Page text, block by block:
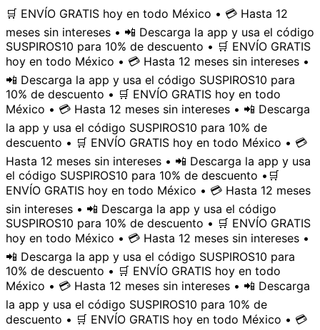
🛒 ENVÍO GRATIS hoy en todo México • 💳 Hasta 12
meses sin intereses • 📲 Descarga la app y usa el código
SUSPIROS10 para 10% de descuento • 🛒 ENVÍO GRATIS
hoy en todo México • 💳 Hasta 12 meses sin intereses •
📲 Descarga la app y usa el código SUSPIROS10 para
10% de descuento • 🛒 ENVÍO GRATIS hoy en todo
México • 💳 Hasta 12 meses sin intereses • 📲 Descarga
la app y usa el código SUSPIROS10 para 10% de
descuento • 🛒 ENVÍO GRATIS hoy en todo México • 💳
Hasta 12 meses sin intereses • 📲 Descarga la app y usa
el código SUSPIROS10 para 10% de descuento • 🛒
ENVÍO GRATIS hoy en todo México • 💳 Hasta 12 meses
sin intereses • 📲 Descarga la app y usa el código
SUSPIROS10 para 10% de descuento • 🛒 ENVÍO GRATIS
hoy en todo México • 💳 Hasta 12 meses sin intereses •
📲 Descarga la app y usa el código SUSPIROS10 para
10% de descuento • 🛒 ENVÍO GRATIS hoy en todo
México • 💳 Hasta 12 meses sin intereses • 📲 Descarga
la app y usa el código SUSPIROS10 para 10% de
descuento • 🛒 ENVÍO GRATIS hoy en todo México • 💳